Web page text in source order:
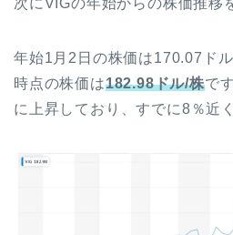
年始1月2日の株価は170.07ド
時点の株価は182.98ドル/株で
に上昇しており、すでに8％近